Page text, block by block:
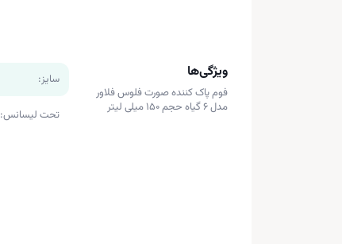
ویژگی‌ها
فوم پاک کننده صورت فلوس فلاور
مدل 6 گیاه حجم 150 میلی لیتر
سایز:
تحت لیسانس: